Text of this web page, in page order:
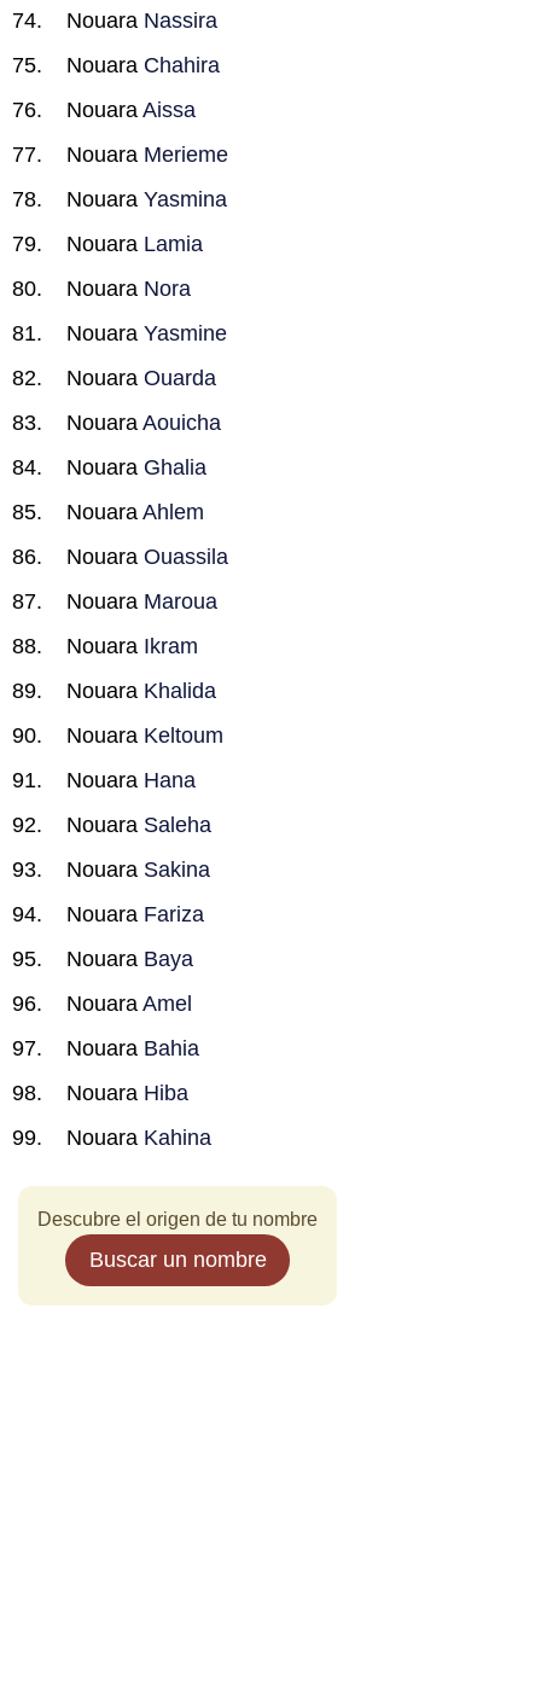
Nouara Nassira
Nouara Chahira
Nouara Aissa
Nouara Merieme
Nouara Yasmina
Nouara Lamia
Nouara Nora
Nouara Yasmine
Nouara Ouarda
Nouara Aouicha
Nouara Ghalia
Nouara Ahlem
Nouara Ouassila
Nouara Maroua
Nouara Ikram
Nouara Khalida
Nouara Keltoum
Nouara Hana
Nouara Saleha
Nouara Sakina
Nouara Fariza
Nouara Baya
Nouara Amel
Nouara Bahia
Nouara Hiba
Nouara Kahina
Descubre el origen de tu nombre
Buscar un nombre